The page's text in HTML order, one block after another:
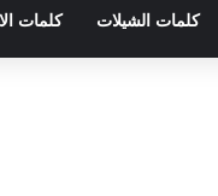
كلمات الشيلات كلمات